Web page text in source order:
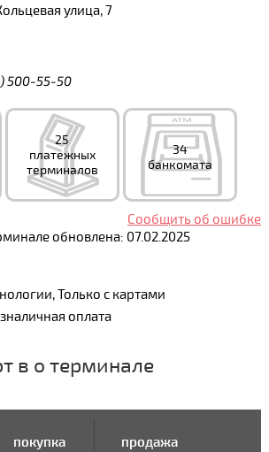
улица, 7
500-55-50
25
платежных
терминалов
34
банкомата
Сообщить об ошибке
обновлена: 07.02.2025
Только с картами
оплата
в о терминале
покупка продажа